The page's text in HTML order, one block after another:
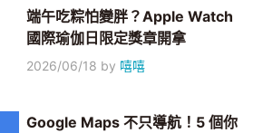
端午吃粽怕變胖？Apple Watch
國際瑜伽日限定獎章開拿
2026/06/18 by 嘻嘻
Google Maps 不只導航！5 個你